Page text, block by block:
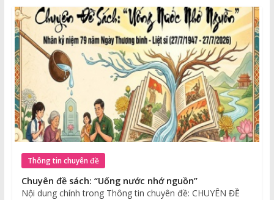
Thông tin chuyên đề
Chuyên đề sách: “Uống nước nhớ nguồn”
Nội dung chính trong Thông tin chuyên đề: CHUYÊN ĐỀ